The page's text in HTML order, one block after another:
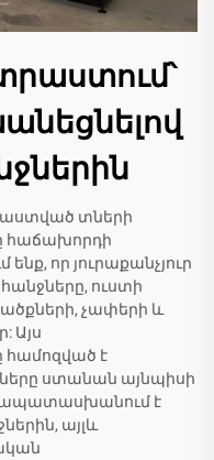
տների
հաճախորդի
որ յուրաքանչյուր
ուստի
չափերի և
Այս
է
ստանան այնպիսի
է
այլև